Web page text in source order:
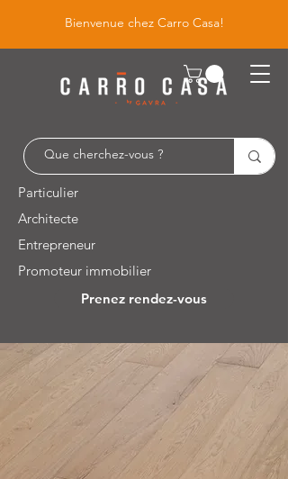
Bienvenue chez Carro Casa!
Particulier
Architecte
Entrepreneur
Promoteur immobilier
Prenez rendez-vous
Leuvensesteenweg 526 / 1930 Zaventem